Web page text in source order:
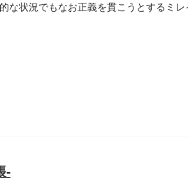
な状況でもなお正義を貫こうとするミレ
-